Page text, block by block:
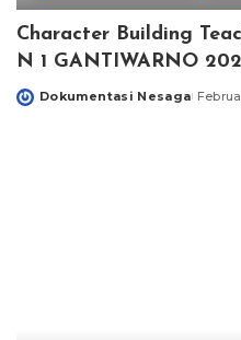
Character Building
N 1 GANTIWARNO
Posted
Dokumentasi Nesaga